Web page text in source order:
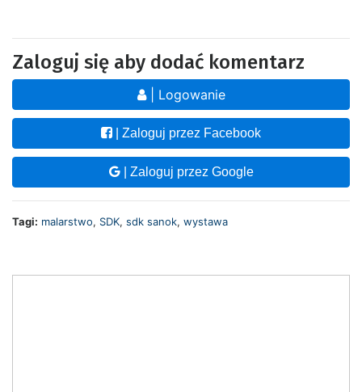
Zaloguj się aby dodać komentarz
| Logowanie
| Zaloguj przez Facebook
| Zaloguj przez Google
Tagi: malarstwo, SDK, sdk sanok, wystawa